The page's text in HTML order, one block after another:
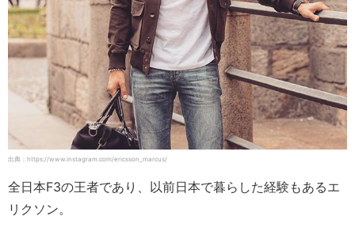
出典：https://www.instagram.com/ericsson_marcus/
全日本F3の王者であり、以前日本で暮らした経験もあるエ
リクソン。